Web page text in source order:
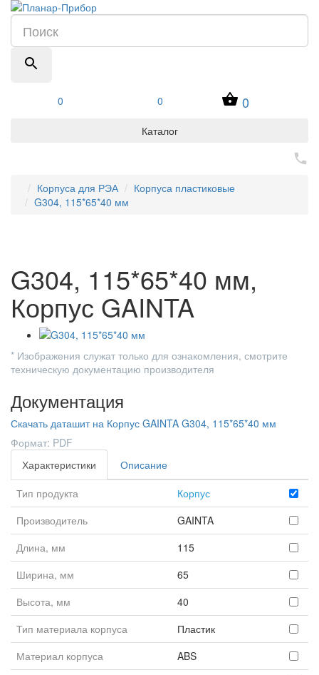
0 0 0
Каталог
Корпуса для РЭА
Корпуса пластиковые
G304, 115*65*40 мм
G304, 115*65*40 мм,
Корпус GAINTA
* Изображения служат только для ознакомления, смотрите
техническую документацию производителя
Документация
Скачать даташит на Корпус GAINTA G304, 115*65*40 мм
Формат: PDF
Характеристики
Описание
Тип продукта
Корпус
Производитель
GAINTA
Длина, мм
115
Ширина, мм
65
Высота, мм
40
Тип материала корпуса
Пластик
Материал корпуса
ABS